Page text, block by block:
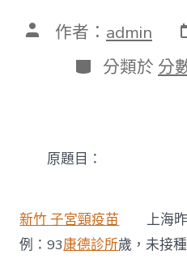
文 作者： admin
分
類
分類於 分
原題目：
新竹 子宮頸疫苗 上海昨
例：93康德診所歲，未接